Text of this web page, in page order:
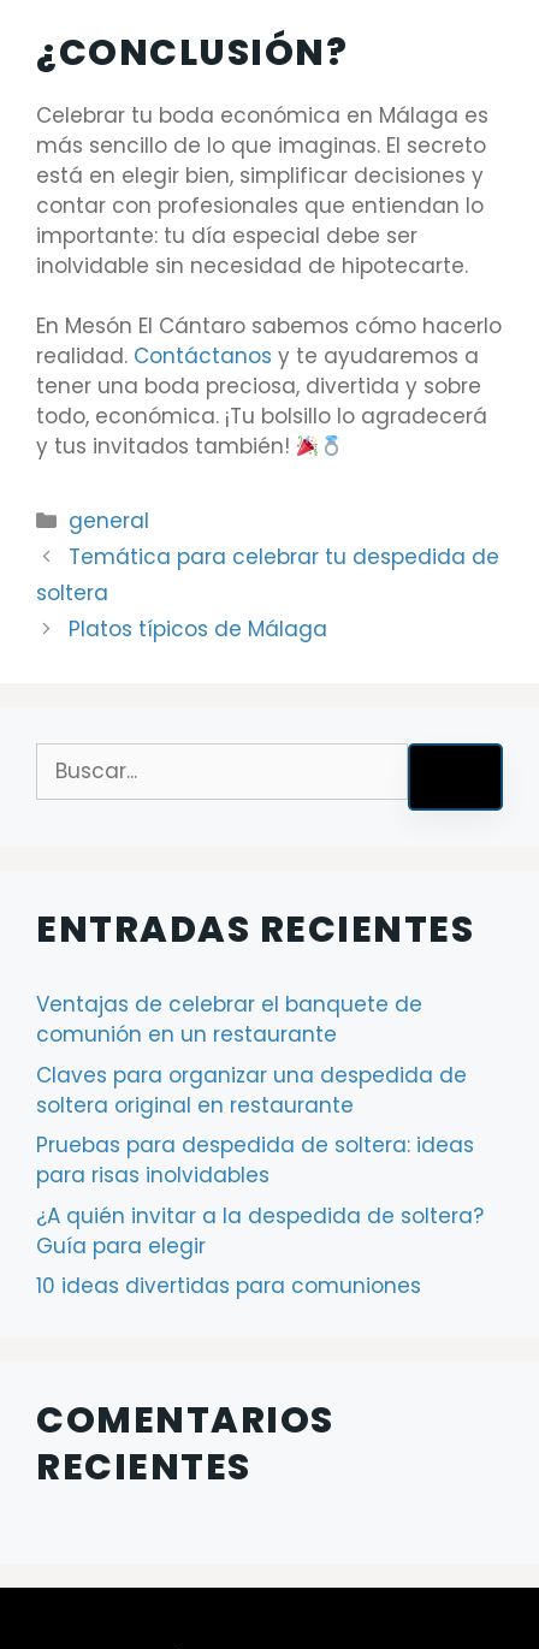
¿CONCLUSIÓN?
Celebrar tu boda económica en Málaga es
más sencillo de lo que imaginas. El secreto
está en elegir bien, simplificar decisiones y
contar con profesionales que entiendan lo
importante: tu día especial debe ser
inolvidable sin necesidad de hipotecarte.
En Mesón El Cántaro sabemos cómo hacerlo
realidad. Contáctanos y te ayudaremos a
tener una boda preciosa, divertida y sobre
todo, económica. ¡Tu bolsillo lo agradecerá
y tus invitados también!
general
Temática para celebrar tu despedida de
soltera
Platos típicos de Málaga
ENTRADAS RECIENTES
Ventajas de celebrar el banquete de
comunión en un restaurante
Claves para organizar una despedida de
soltera original en restaurante
Pruebas para despedida de soltera: ideas
para risas inolvidables
¿A quién invitar a la despedida de soltera?
Guía para elegir
10 ideas divertidas para comuniones
COMENTARIOS
RECIENTES